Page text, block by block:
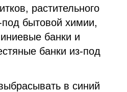
растительного
бытовой химии,
банки и
банки из-под
в синий